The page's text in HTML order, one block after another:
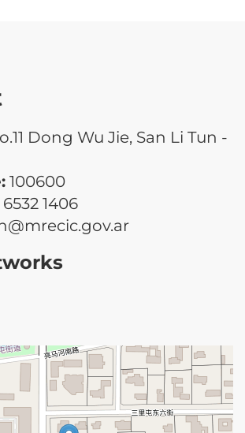
Dong Wu Jie, San Li Tun -
100600
1406